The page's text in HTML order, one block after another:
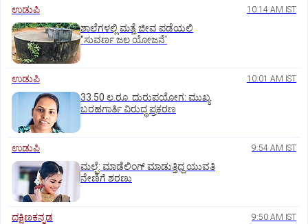
ಉಡುಪಿ 10:14 AM IST
ಶಾಲೆಗಳಲ್ಲಿ ಮತ್ತೆ ಜೀವ ಪಡೆಯಲಿ
"ಸುವರ್ಣ ಜಲ ಯೋಜನೆ'
ಉಡುಪಿ 10:01 AM IST
33.50 ಲ.ರೂ. ದುರುಪಯೋಗ: ಮುಖ್ಯ
ಬರಹಗಾರ್ತಿ ವಿರುದ್ಧ ಪ್ರಕರಣ
ಉಡುಪಿ 9:54 AM IST
ಮಲ್ಪೆ: ಮಾಡೆಲಿಂಗ್ ಮಾಡುತ್ತಿದ್ದ ಯುವತಿ
ನೇಣಿಗೆ ಶರಣು
ದಕ್ಷಿಣಕನ್ನಡ 9:50 AM IST